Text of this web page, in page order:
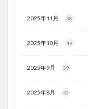
2025年11月 38
2025年10月 49
2025年9月 39
2025年8月 43